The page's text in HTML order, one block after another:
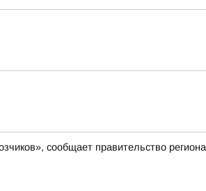
сообщает правительство региона